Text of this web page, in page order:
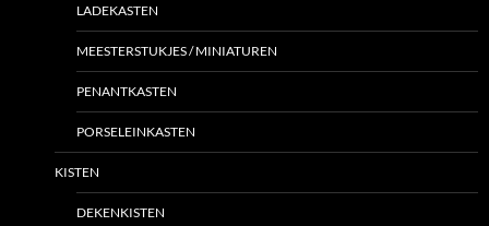
LADEKASTEN
MEESTERSTUKJES / MINIATUREN
PENANTKASTEN
PORSELEINKASTEN
KISTEN
DEKENKISTEN